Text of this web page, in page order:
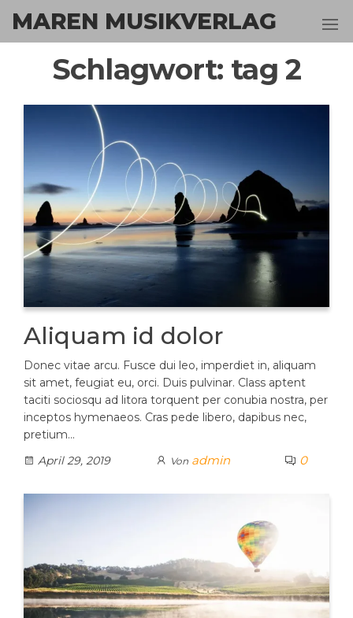
Inhalt
springen
MAREN MUSIKVERLAG
Schlagwort: tag 2
Aliquam id dolor
Donec vitae arcu. Fusce dui leo, imperdiet in, aliquam
sit amet, feugiat eu, orci. Duis pulvinar. Class aptent
taciti sociosqu ad litora torquent per conubia nostra, per
inceptos hymenaeos. Cras pede libero, dapibus nec,
pretium…
April 29, 2019
Von admin 0